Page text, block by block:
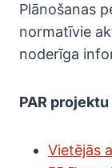
Plānošanas
normatīvie
noderīga
PAR
Vietējās